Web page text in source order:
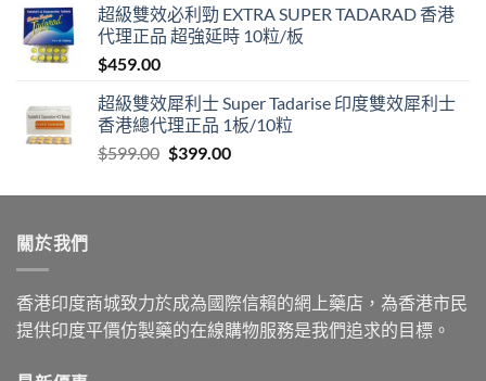
$399.00
through
超級雙效必利勁 EXTRA SUPER TADARAD 香港
代理正品 超強延時 10粒/板
$459.00
超級雙效犀利士 Super Tadarise 印度雙效犀利士
香港總代理正品 1板/10粒
$599.00 Original
was:
$399.00Current
is:
關於我們
香港印度商城致力於成為國際信賴的網上藥店，為香港市民
提供印度平價仿製藥的在線購物服務是我們追求的目標。